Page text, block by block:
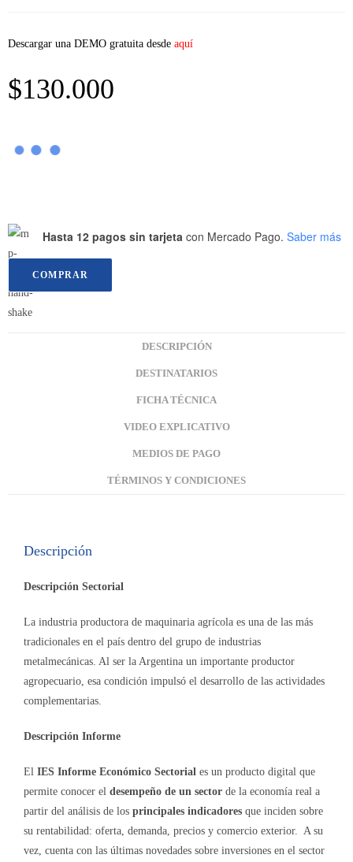
Descargar una DEMO gratuita desde aquí
$130.000
Hasta 12 pagos sin tarjeta con Mercado Pago. Saber más
COMPRAR
DESCRIPCIÓN
DESTINATARIOS
FICHA TÉCNICA
VIDEO EXPLICATIVO
MEDIOS DE PAGO
TÉRMINOS Y CONDICIONES
Descripción
Descripción Sectorial
La industria productora de maquinaria agrícola es una de las más
tradicionales en el país dentro del grupo de industrias
metalmecánicas. Al ser la Argentina un importante productor
agropecuario, esa condición impulsó el desarrollo de las actividades
complementarias.
Descripción Informe
El IES Informe Económico Sectorial es un producto digital que
permite conocer el desempeño de un sector de la economía real a
partir del análisis de los principales indicadores que inciden sobre
su rentabilidad: oferta, demanda, precios y comercio exterior. A su
vez, cuenta con las últimas novedades sobre inversiones en el sector